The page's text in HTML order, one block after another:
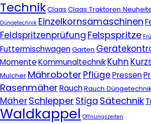
TechnikClaas Claas Traktoren
Düngetechnik Einzelkornsämaschinen
Feldspritzenprüfung Felspspritze
FuttermischwagenGarten
MomenteKommunaltechnikKuhn
Mulcher Mähroboter PflügePressen
RasenmäherRauchRauch
MäherSchlepper Stiga Sätechnik
Waldkappel Öffnungszeiten